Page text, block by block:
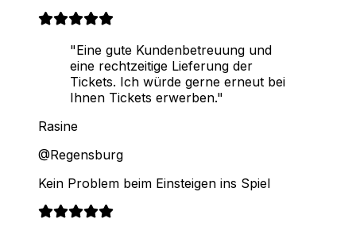
"Eine gute Kundenbetreuung und
eine rechtzeitige Lieferung der
Tickets. Ich würde gerne erneut bei
Ihnen Tickets erwerben."
Rasine
@Regensburg
Kein Problem beim Einsteigen ins Spiel